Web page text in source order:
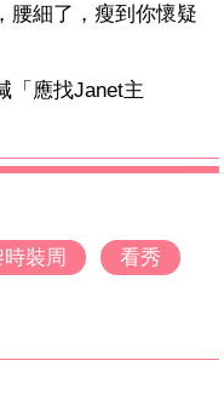
腰細了，瘦到你懷疑
「應找Janet主
時裝周 看秀